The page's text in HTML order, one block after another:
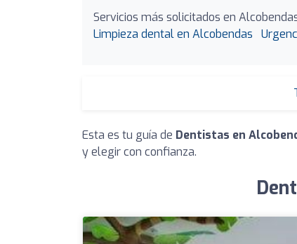
Servicios más solicitados en
Limpieza dental en Alcobendas
Esta es tu guía de Dentistas en
y elegir con confianza.